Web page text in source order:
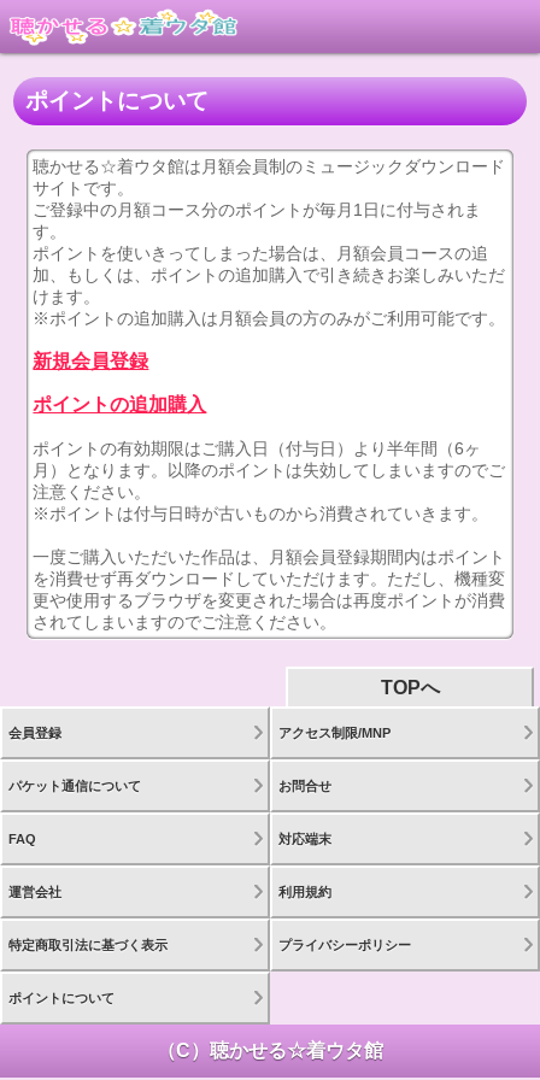
ポイントについて
聴かせる☆着ウタ館は月額会員制のミュージックダウンロード
サイトです。
ご登録中の月額コース分のポイントが毎月1日に付与されま
す。
ポイントを使いきってしまった場合は、月額会員コースの追
加、もしくは、ポイントの追加購入で引き続きお楽しみいただ
けます。
※ポイントの追加購入は月額会員の方のみがご利用可能です。
新規会員登録
ポイントの追加購入
ポイントの有効期限はご購入日（付与日）より半年間（6ヶ
月）となります。以降のポイントは失効してしまいますのでご
注意ください。
※ポイントは付与日時が古いものから消費されていきます。
一度ご購入いただいた作品は、月額会員登録期間内はポイント
を消費せず再ダウンロードしていただけます。ただし、機種変
更や使用するブラウザを変更された場合は再度ポイントが消費
されてしまいますのでご注意ください。
TOPへ
会員登録 アクセス制限/MNP
パケット通信について お問合せ
FAQ 対応端末
運営会社 利用規約
特定商取引法に基づく表示 プライバシーポリシー
ポイントについて
（C）聴かせる☆着ウタ館